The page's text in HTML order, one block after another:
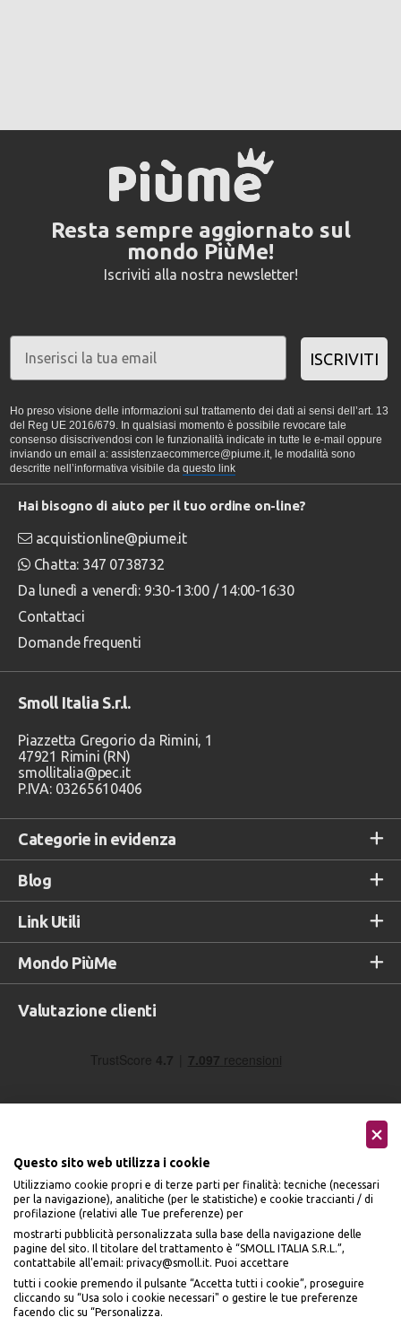
Resta sempre aggiornato sul
mondo PiùMe!
Iscriviti alla nostra newsletter!
ISCRIVITI
Ho preso visione delle informazioni sul trattamento dei dati ai sensi dell’art. 13
del Reg UE 2016/679. In qualsiasi momento è possibile revocare tale
consenso disiscrivendosi con le funzionalità indicate in tutte le e-mail oppure
inviando un email a: assistenzaecommerce@piume.it, le modalità sono
descritte nell’informativa visibile da questo link
Categorie in evidenza
Blog
Link Utili
Mondo PiùMe
Hai bisogno di aiuto per il tuo ordine on-line?
acquistionline@piume.it
Chatta: 347 0738732
Da lunedì a venerdì: 9:30-13:00 / 14:00-16:30
Contattaci
Domande frequenti
Smoll Italia S.r.l.
Piazzetta Gregorio da Rimini, 1
47921 Rimini (RN)
smollitalia@pec.it
P.IVA: 03265610406
Valutazione clienti
Accettiamo
Seguici sui social
Questo sito web utilizza i cookie
Utilizziamo cookie propri e di terze parti per finalità: tecniche (necessari
per la navigazione), analitiche (per le statistiche) e cookie traccianti / di
profilazione (relativi alle Tue preferenze) per
mostrarti pubblicità personalizzata sulla base della navigazione delle
pagine del sito. Il titolare del trattamento è “SMOLL ITALIA S.R.L.”,
contattabile all'email: privacy@smoll.it. Puoi accettare
tutti i cookie premendo il pulsante “Accetta tutti i cookie”, proseguire
cliccando su “Usa solo i cookie necessari" o gestire le tue preferenze
facendo clic su “Personalizza.